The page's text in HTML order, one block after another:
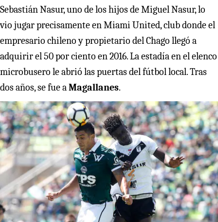
Sebastián Nasur, uno de los hijos de Miguel Nasur, lo
vio jugar precisamente en Miami United, club donde el
empresario chileno y propietario del Chago llegó a
adquirir el 50 por ciento en 2016. La estadía en el elenco
microbusero le abrió las puertas del fútbol local. Tras
dos años, se fue aMagallanes.